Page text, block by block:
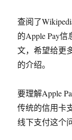
查阅了
的Apple Pay
文，希望给更
的介绍。
要理解Apple
传统的信用卡
线下支付这个